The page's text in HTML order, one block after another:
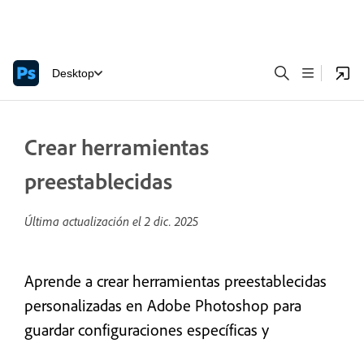
Desktop
Crear herramientas
preestablecidas
Última actualización el2 dic. 2025
Aprende a crear herramientas preestablecidas
personalizadas en Adobe Photoshop para
guardar configuraciones específicas y